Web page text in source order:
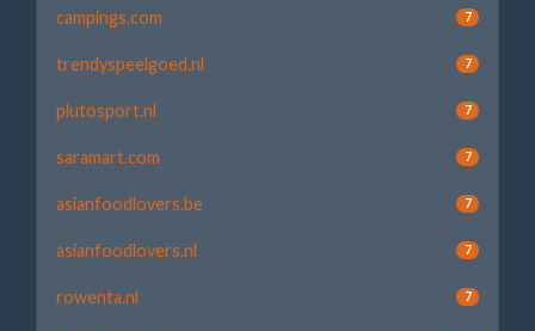
campings.com 7
trendyspeelgoed.nl 7
plutosport.nl 7
saramart.com 7
asianfoodlovers.be 7
asianfoodlovers.nl 7
rowenta.nl 7